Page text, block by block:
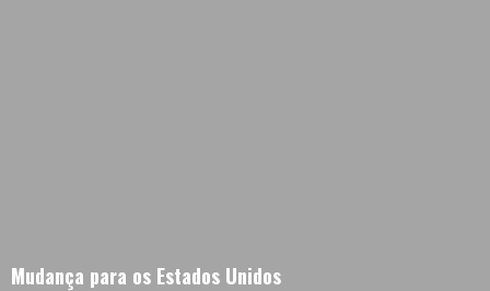
Mudança para os Estados Unidos